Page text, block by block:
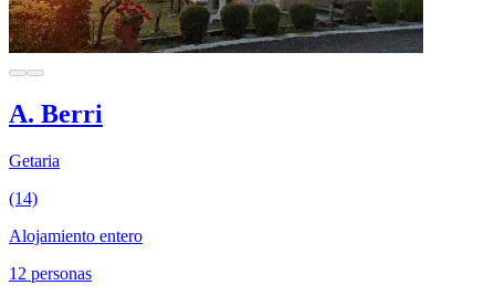
A. Berri
Getaria
(14)
Alojamiento entero
12 personas